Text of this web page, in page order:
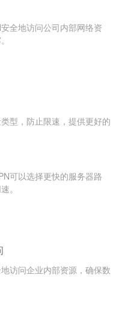
全地访问公司内部网络资
型，防止限速，提供更好的
可以选择更快的服务器路
。
访问企业内部资源，确保数